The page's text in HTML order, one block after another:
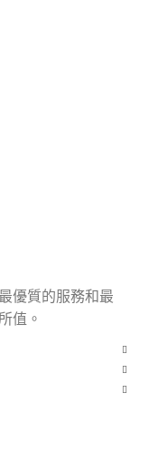
優質的服務和最
值。